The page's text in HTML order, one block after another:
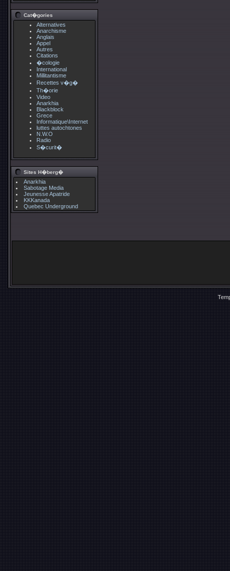
Cat�gories
Alternatives
Anarchisme
Anglais
Appel
Autres
Citations
�cologie
International
Millitantisme
Recettes v�g�
Th�orie
Video
Anarkhia
Blackblock
Grece
Informatique\Internet
luttes autochtones
N.W.O
Radio
S�curit�
Sites H�berg�
Anarkhia
Sabotage Media
Jeunesse Apatride
KKKanada
Quebec Underground